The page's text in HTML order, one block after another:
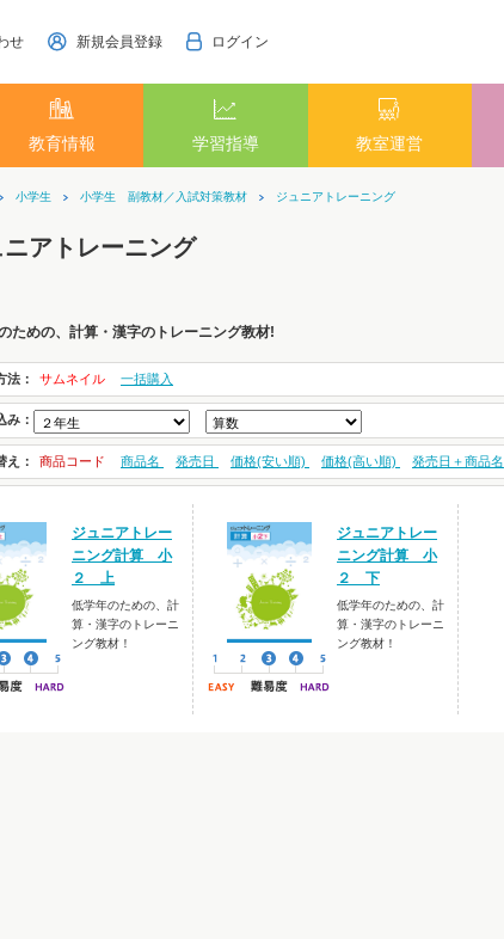
せ 新規会員登録 ログイン
教育情報 学習指導 教室運営
小学生 小学生 副教材／入試対策教材 ジュニアトレーニング
ニアトレーニング
ための、計算・漢字のトレーニング教材!
法： サムネイル 一括購入
み：
え： 商品コード 商品名 発売日 価格(安い順) 価格(高い順) 発売日＋商品名
ジュニアトレー
ニング計算 小
２ 上
低学年のための、計
算・漢字のトレーニ
ング教材！
ジュニアトレー
ニング計算 小
２ 下
低学年のための、計
算・漢字のトレーニ
ング教材！